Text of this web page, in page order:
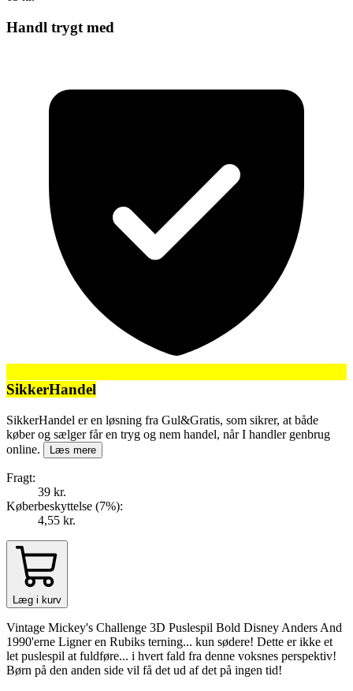
Handl trygt med
SikkerHandel
SikkerHandel er en løsning fra Gul&Gratis, som sikrer, at både
køber og sælger får en tryg og nem handel, når I handler genbrug
online.
Læs mere
Fragt:
39 kr.
Køberbeskyttelse (7%):
4,55 kr.
Læg i kurv
Vintage Mickey's Challenge 3D Puslespil Bold Disney Anders And
1990'erne Ligner en Rubiks terning... kun sødere! Dette er ikke et
let puslespil at fuldføre... i hvert fald fra denne voksnes perspektiv!
Børn på den anden side vil få det ud af det på ingen tid!